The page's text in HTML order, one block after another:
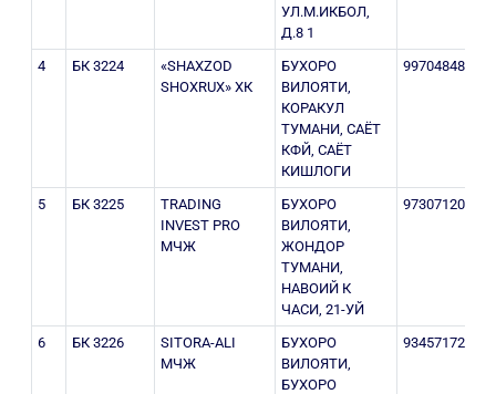
УЛ.М.ИКБОЛ,
Д.8 1
4 БК 3224
«SHAXZOD
SHOXRUX» ХК
БУХОРО
ВИЛОЯТИ,
КОРАКУЛ
ТУМАНИ, САЁТ
КФЙ, САЁТ
КИШЛОГИ
997048484
5 БК 3225
TRADING
INVEST PRO
МЧЖ
БУХОРО
ВИЛОЯТИ,
ЖОНДОР
ТУМАНИ,
НАВОИЙ К
ЧАСИ, 21-УЙ
973071200
6 БК 3226
SITORA-ALI
МЧЖ
БУХОРО
ВИЛОЯТИ,
БУХОРО
934571722